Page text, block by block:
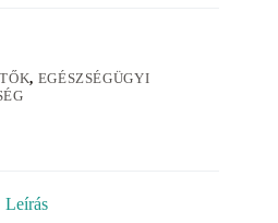
, EGÉSZSÉGÜGYI
Leírás